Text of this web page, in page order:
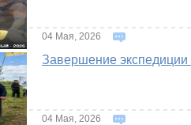
04 Мая, 2026
Завершение
04 Мая, 2026